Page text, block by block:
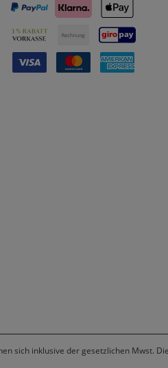
sich inklusive der gesetzlichen Mwst.